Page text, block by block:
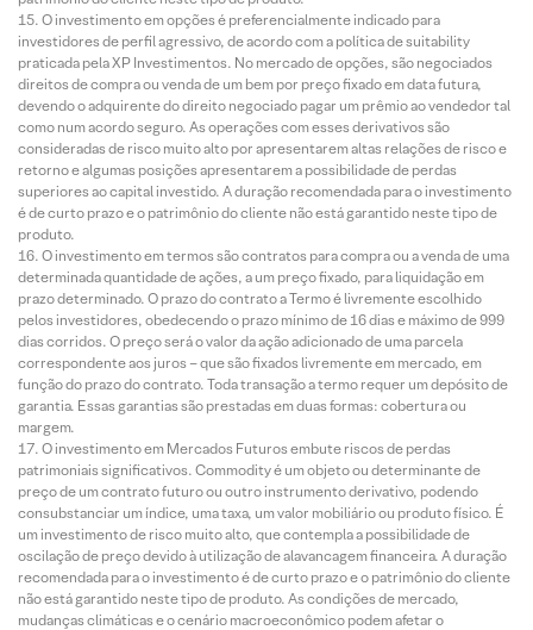
O investimento em opções é preferencialmente indicado para
investidores de perfil agressivo, de acordo com a política de suitability
praticada pela XP Investimentos. No mercado de opções, são negociados
direitos de compra ou venda de um bem por preço fixado em data futura,
devendo o adquirente do direito negociado pagar um prêmio ao vendedor tal
como num acordo seguro. As operações com esses derivativos são
consideradas de risco muito alto por apresentarem altas relações de risco e
retorno e algumas posições apresentarem a possibilidade de perdas
superiores ao capital investido. A duração recomendada para o investimento
é de curto prazo e o patrimônio do cliente não está garantido neste tipo de
produto.
O investimento em termos são contratos para compra ou a venda de uma
determinada quantidade de ações, a um preço fixado, para liquidação em
prazo determinado. O prazo do contrato a Termo é livremente escolhido
pelos investidores, obedecendo o prazo mínimo de 16 dias e máximo de 999
dias corridos. O preço será o valor da ação adicionado de uma parcela
correspondente aos juros – que são fixados livremente em mercado, em
função do prazo do contrato. Toda transação a termo requer um depósito de
garantia. Essas garantias são prestadas em duas formas: cobertura ou
margem.
O investimento em Mercados Futuros embute riscos de perdas
patrimoniais significativos. Commodity é um objeto ou determinante de
preço de um contrato futuro ou outro instrumento derivativo, podendo
consubstanciar um índice, uma taxa, um valor mobiliário ou produto físico. É
um investimento de risco muito alto, que contempla a possibilidade de
oscilação de preço devido à utilização de alavancagem financeira. A duração
recomendada para o investimento é de curto prazo e o patrimônio do cliente
não está garantido neste tipo de produto. As condições de mercado,
mudanças climáticas e o cenário macroeconômico podem afetar o